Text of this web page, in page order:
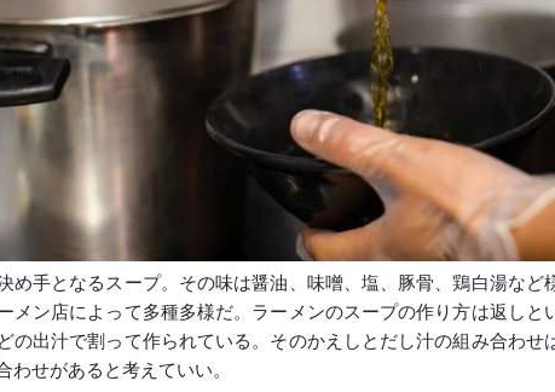
め手となるスープ。その味は醤油、味噌、塩、豚骨、鶏白湯など
メン店によって多種多様だ。ラーメンのスープの作り方は返しと
の出汁で割って作られている。そのかえしとだし汁の組み合わせ
わせがあると考えていい。